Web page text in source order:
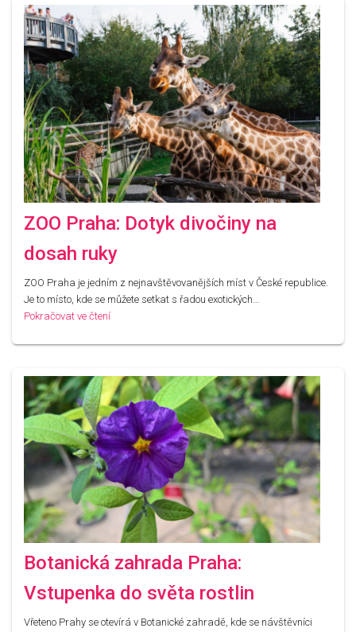
ZOO Praha: Dotyk divočiny na
dosah ruky
ZOO Praha je jedním z nejnavštěvovanějších míst v České republice.
Je to místo, kde se můžete setkat s řadou exotických…
Pokračovat ve čtení
Botanická zahrada Praha:
Vstupenka do světa rostlin
Vřeteno Prahy se otevírá v Botanické zahradě, kde se návštěvníci